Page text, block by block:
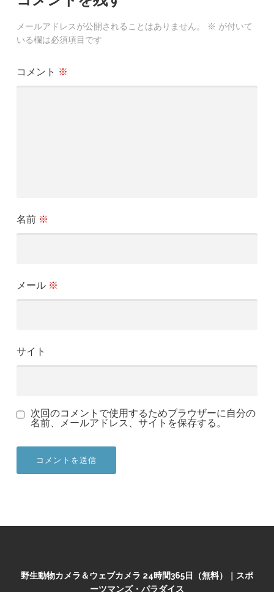
メールアドレスが公開されることはありません。 ※ が付いて
いる欄は必須項目です
コメント ※
名前 ※
メール ※
サイト
次回のコメントで使用するためブラウザーに自分の
名前、メールアドレス、サイトを保存する。
野生動物カメラ＆ウェブカメラ 24時間365日（無料）｜スポ
ーツマンズ・パラダイス